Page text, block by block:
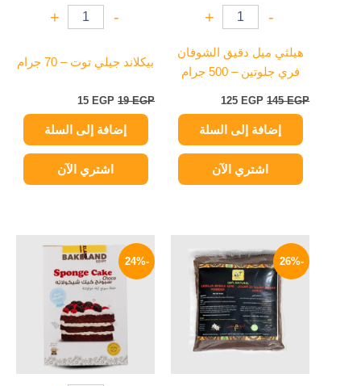
-
+
هيلثي ميل دقيق الشوفان
فري جلوتين – 500 جرام
145EGP
125 EGP
إضافة إلى السلة
اشتري الآن
-
+
بيكلاند جيلي توت – 70 جرام
19EGP
15 EGP
إضافة إلى السلة
اشتري الآن
-26%
السعر:
من
خلال
⁦684 EGP⁩
هناك
العديد
من
الأشكال
المختلفة
-24%
الأصلي
هو:
78 EGP.
الحالي
هو:
59 EGP.